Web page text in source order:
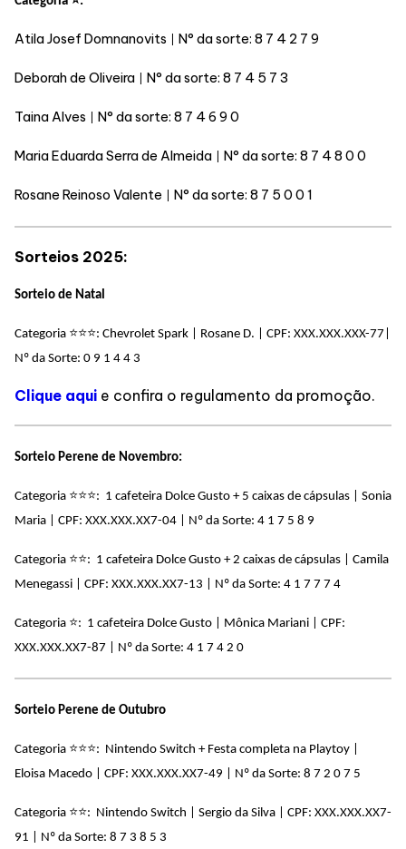
Atila Josef Domnanovits N° da sorte: 8 7 4 2 7 9
Deborah de Oliveira N° da sorte: 8 7 4 5 7 3
Taina Alves N° da sorte: 8 7 4 6 9 0
Maria Eduarda Serra de Almeida N° da sorte: 8 7 4 8 0 0
Rosane Reinoso Valente N° da sorte: 8 7 5 0 0 1
Sorteios 2025:
Sorteio de Natal
Categoria ⭐⭐⭐: Chevrolet Spark | Rosane D. | CPF: XXX.XXX.XXX-77|
Nº da Sorte: 0 9 1 4 4 3
Clique aqui e confira o regulamento da promoção.
Sorteio Perene de Novembro:
Categoria ⭐⭐⭐: 1 cafeteira Dolce Gusto + 5 caixas de cápsulas | Sonia
Maria | CPF: XXX.XXX.XX7-04 | Nº da Sorte: 4 1 7 5 8 9
Categoria ⭐⭐: 1 cafeteira Dolce Gusto + 2 caixas de cápsulas | Camila
Menegassi | CPF: XXX.XXX.XX7-13 | Nº da Sorte: 4 1 7 7 7 4
Categoria ⭐: 1 cafeteira Dolce Gusto
| Mônica Mariani | CPF:
XXX.XXX.XX7-87 | Nº da Sorte: 4 1 7 4 2 0
Sorteio Perene de Outubro
Categoria ⭐⭐⭐: Nintendo Switch + Festa completa na Playtoy |
Eloisa Macedo | CPF: XXX.XXX.XX7-49 | Nº da Sorte: 8 7 2 0 7 5
Categoria ⭐⭐: Nintendo Switch | Sergio da Silva | CPF: XXX.XXX.XX7-
91 | Nº da Sorte: 8 7 3 8 5 3